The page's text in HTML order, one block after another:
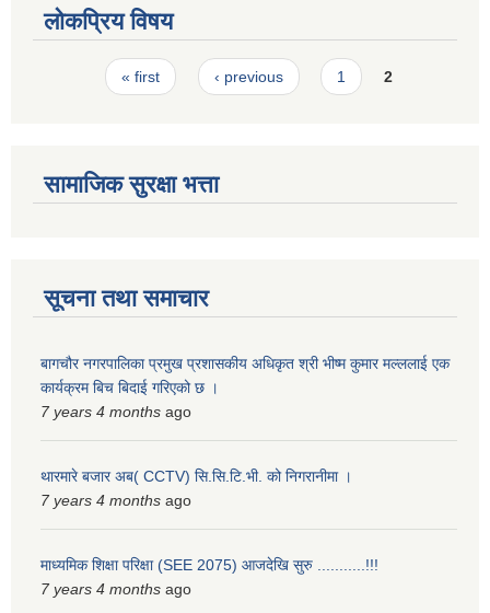
लोकप्रिय विषय
Pages« first ‹ previous 1 2
सामाजिक सुरक्षा भत्ता
सूचना तथा समाचार
बागचौर नगरपालिका प्रमुख प्रशासकीय अधिकृत श्री भीष्म कुमार मल्ललाई एक
कार्यक्रम बिच बिदाई गरिएको छ ।
7 years 4 months ago
थारमारे बजार अब( CCTV) सि.सि.टि.भी. को निगरानीमा ।
7 years 4 months ago
माध्यमिक शिक्षा परिक्षा (SEE 2075) आजदेखि सुरु‍‍‍ ...........!!!
7 years 4 months ago